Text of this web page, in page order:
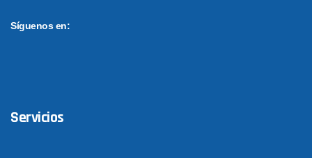
Síguenos en:
Servicios